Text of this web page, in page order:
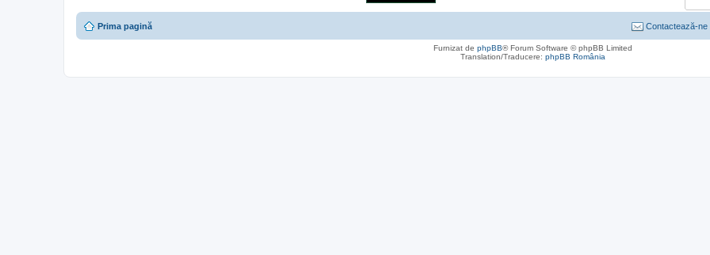
Prima pagină Contactează-ne
Furnizat de phpBB® Forum Software © phpBB Limited
Translation/Traducere: phpBB România